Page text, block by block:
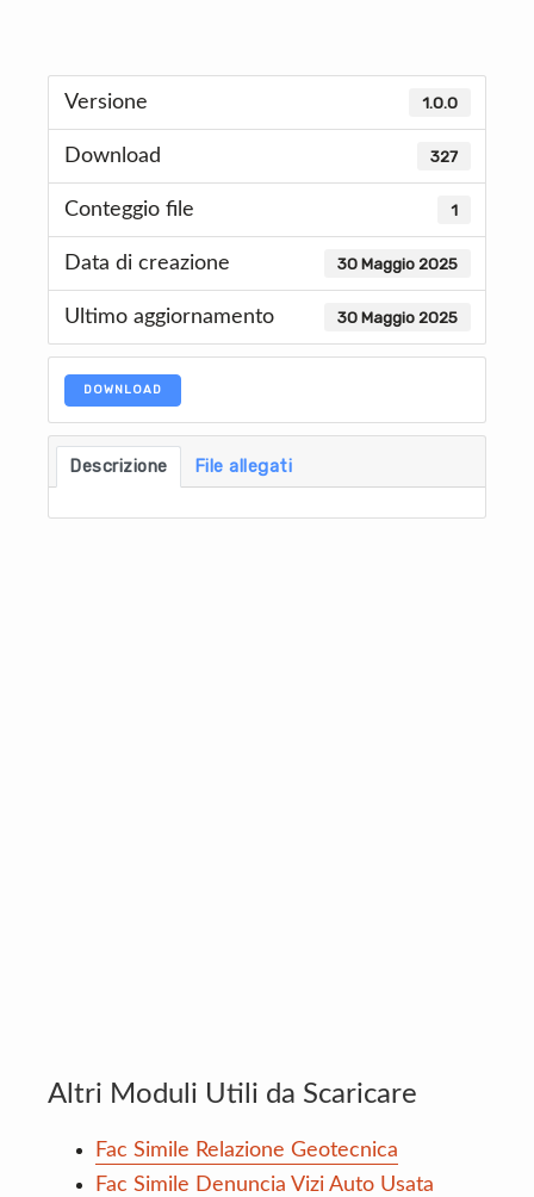
Versione 1.0.0
Download 327
Conteggio file 1
Data di creazione 30 Maggio 2025
Ultimo aggiornamento 30 Maggio 2025
DOWNLOAD
Descrizione File allegati
Altri Moduli Utili da Scaricare
Fac Simile Relazione Geotecnica
Fac Simile Denuncia Vizi Auto Usata